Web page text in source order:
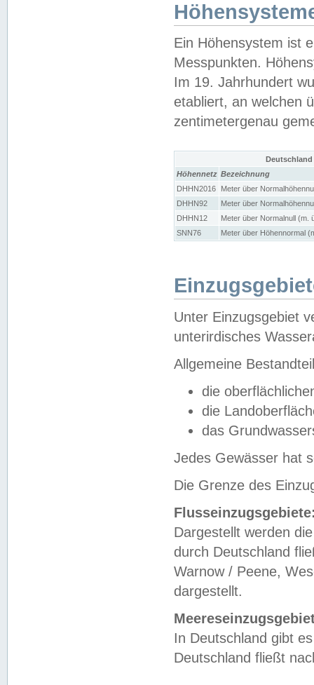
Ein Höhensystem ist
Messpunkten.
Im 19. Jahrhundert
etabliert, an welchen
zentimetergenau
Höhennetz Bezeichnung
DHHN2016
Meter über
DHHN92
Meter über
DHHN12
Meter über Normalnull (m.
SNN76
Meter über Höhennormal
Unter Einzugsgebiet
unterirdisches
Allgemeine
die
die
das
Jedes Gewässer hat
Die Grenze des
Dargestellt werden
durch Deutschland
Warnow / Peene,
dargestellt.
In Deutschland gibt
Deutschland fließt